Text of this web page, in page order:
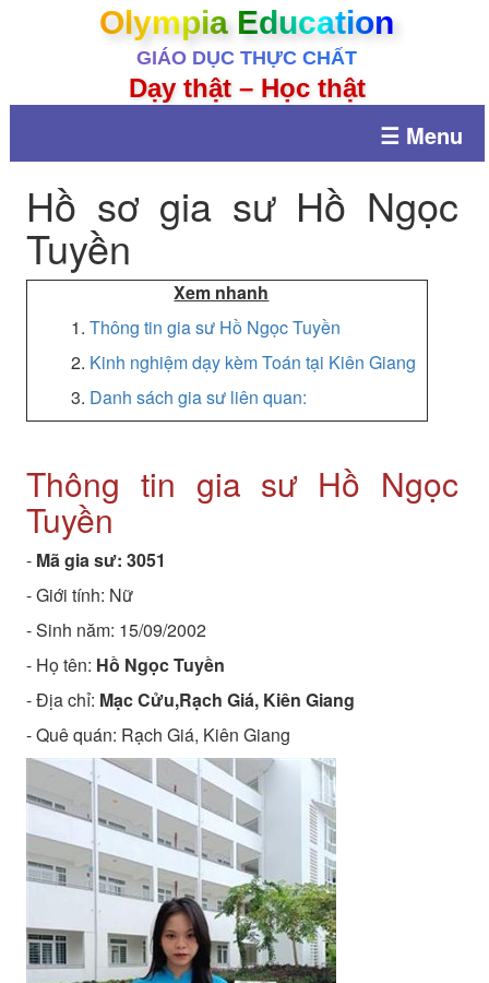
Olympia Education
GIÁO DỤC THỰC CHẤT
Dạy thật – Học thật
☰ Menu
Hồ sơ gia sư Hồ Ngọc
Tuyền
Xem nhanh
1. Thông tin gia sư Hồ Ngọc Tuyền
2. Kinh nghiệm dạy kèm Toán tại Kiên Giang
3. Danh sách gia sư liên quan:
Thông tin gia sư Hồ Ngọc
Tuyền
- Mã gia sư: 3051
- Giới tính: Nữ
- Sinh năm: 15/09/2002
- Họ tên: Hồ Ngọc Tuyền
- Địa chỉ: Mạc Cửu,Rạch Giá, Kiên Giang
- Quê quán: Rạch Giá, Kiên Giang